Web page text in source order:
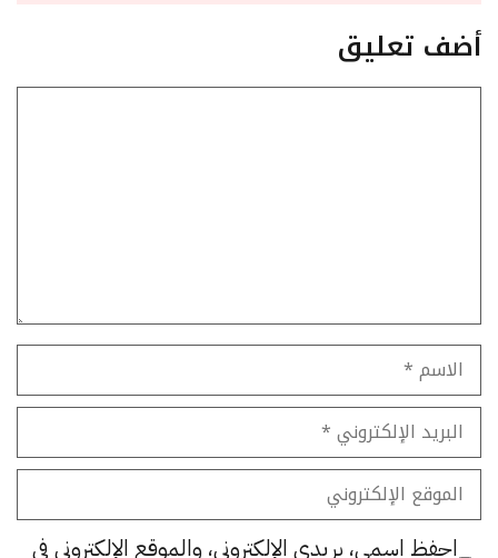
أضف تعليق
الاسم
البريد
الإلكتروني
الموقع
الإلكتروني
احفظ اسمي، بريدي الإلكتروني، والموقع الإلكتروني في